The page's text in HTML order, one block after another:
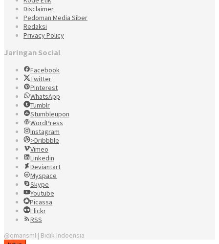
Disclaimer
Pedoman Media Siber
Redaksi
Privacy Policy
Jaringan Social
Facebook
Twitter
Pinterest
WhatsApp
Tumblr
Stumbleupon
WordPress
Instagram
>Dribbble
Vimeo
Linkedin
Deviantart
Myspace
Skype
Youtube
Picassa
Flickr
RSS
@qmansml | Bidik Indoensia